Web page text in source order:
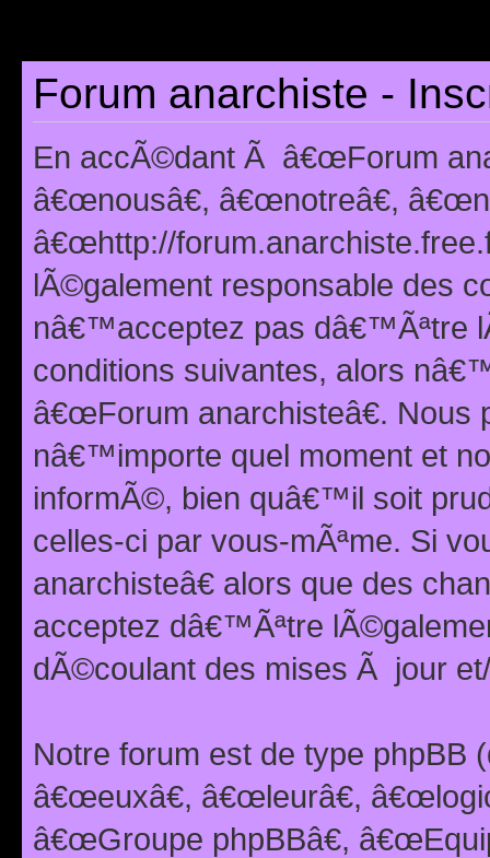
Forum anarchiste -
En accÃ©dant Ã â€œForum
â€œnousâ€, â€œnotreâ€,
â€œhttp://
lÃ©galement responsable des
nâ€™acceptez pas dâ€™Ãªtre
conditions suivantes, alors
â€œForum anarchisteâ€.
nâ€™importe quel moment et
informÃ©, bien quâ€™il soit
celles-ci par vous-mÃªme. Si
anarchisteâ€ alors que des
acceptez dâ€™Ãªtre
dÃ©coulant des mises Ã jour
Notre forum est de type phpBB
â€œeuxâ€, â€œleurâ€,
â€œGroupe phpBBâ€,